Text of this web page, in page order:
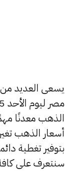
يسعى العديد من
الذهب معدنًا
بتوفير تغطية
سنتعرف على كافة